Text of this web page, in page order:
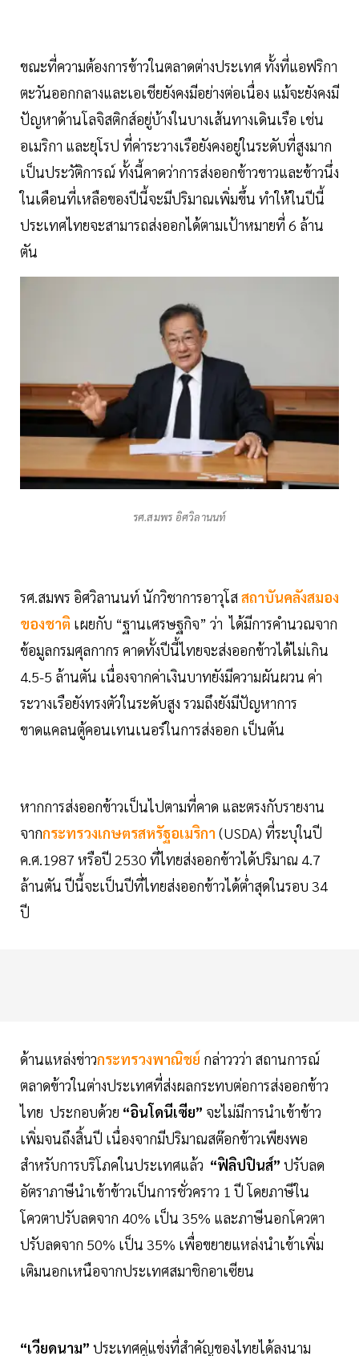
ขณะที่ความต้องการข้าวในตลาดต่างประเทศ ทั้งที่แอฟริกา
ตะวันออกกลางและเอเชียยังคงมีอย่างต่อเนื่อง แม้จะยังคงมี
ปัญหาด้านโลจิสติกส์อยู่บ้างในบางเส้นทางเดินเรือ เช่น
อเมริกา และยุโรป ที่ค่าระวางเรือยังคงอยู่ในระดับที่สูงมาก
เป็นประวัติการณ์ ทั้งนี้คาดว่าการส่งออกข้าวขาวและข้าวนึ่ง
ในเดือนที่เหลือของปีนี้จะมีปริมาณเพิ่มขึ้น ทำให้ในปีนี้
ประเทศไทยจะสามารถส่งออกได้ตามเป้าหมายที่ 6 ล้าน
ตัน
รศ.สมพร อิศวิลานนท์
รศ.สมพร อิศวิลานนท์ นักวิชาการอาวุโสสถาบันคลังสมอง
ของชาติ เผยกับ “ฐานเศรษฐกิจ” ว่า ได้มีการคำนวณจาก
ข้อมูลกรมศุลกากร คาดทั้งปีนี้ไทยจะส่งออกข้าวได้ไม่เกิน
4.5-5 ล้านตัน เนื่องจากค่าเงินบาทยังมีความผันผวน ค่า
ระวางเรือยังทรงตัวในระดับสูง รวมถึงยังมีปัญหาการ
ขาดแคลนตู้คอนเทนเนอร์ในการส่งออก เป็นต้น
หากการส่งออกข้าวเป็นไปตามที่คาด และตรงกับรายงาน
จากกระทรวงเกษตรสหรัฐอเมริกา (USDA) ที่ระบุในปี
ค.ศ.1987 หรือปี 2530 ที่ไทยส่งออกข้าวได้ปริมาณ 4.7
ล้านตัน ปีนี้จะเป็นปีที่ไทยส่งออกข้าวได้ต่ำสุดในรอบ 34
ปี
ด้านแหล่งข่าวกระทรวงพาณิชย์ กล่าววว่า สถานการณ์
ตลาดข้าวในต่างประเทศที่ส่งผลกระทบต่อการส่งออกข้าว
ไทย ประกอบด้วย “อินโดนีเซีย” จะไม่มีการนำเข้าข้าว
เพิ่มจนถึงสิ้นปี เนื่องจากมีปริมาณสต๊อกข้าวเพียงพอ
สำหรับการบริโภคในประเทศแล้ว “ฟิลิปปินส์” ปรับลด
อัตราภาษีนำเข้าข้าวเป็นการชั่วคราว 1 ปี โดยภาษีใน
โควตาปรับลดจาก 40% เป็น 35% และภาษีนอกโควตา
ปรับลดจาก 50% เป็น 35% เพื่อขยายแหล่งนำเข้าเพิ่ม
เติมนอกเหนือจากประเทศสมาชิกอาเซียน
“เวียดนาม” ประเทศคู่แข่งที่สำคัญของไทยได้ลงนาม